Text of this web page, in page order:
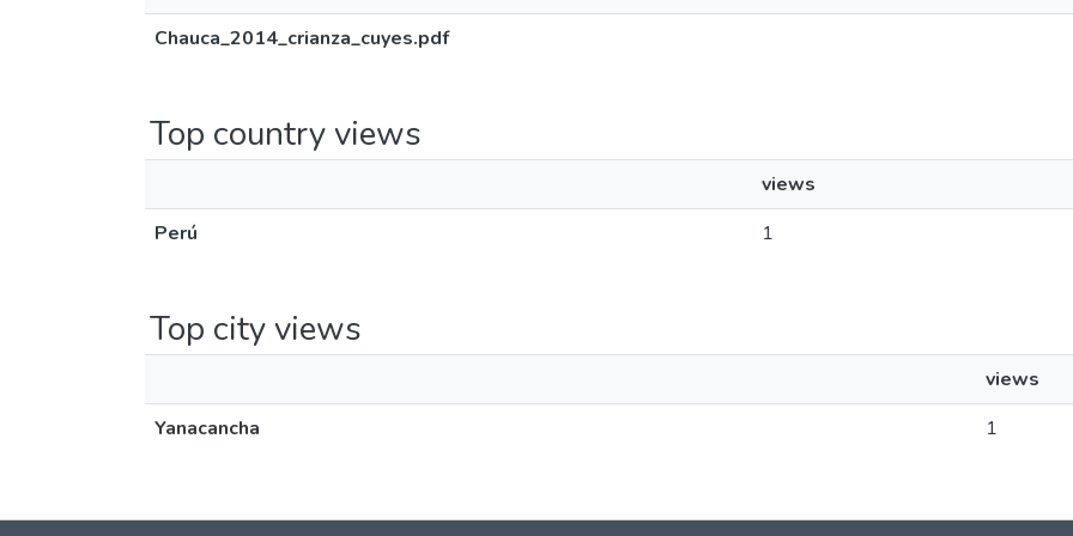
Chauca_2014_crianza_cuyes.pdf
Top country views
views
Perú
1
Top city views
views
Yanacancha
1